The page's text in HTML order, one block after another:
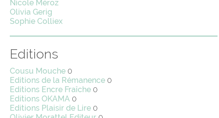
Nicole Méroz
Olivia Gerig
Sophie Colliex
Editions
Cousu Mouche 0
Editions de la Rémanence 0
Editions Encre Fraîche 0
Editions OKAMA 0
Editions Plaisir de Lire 0